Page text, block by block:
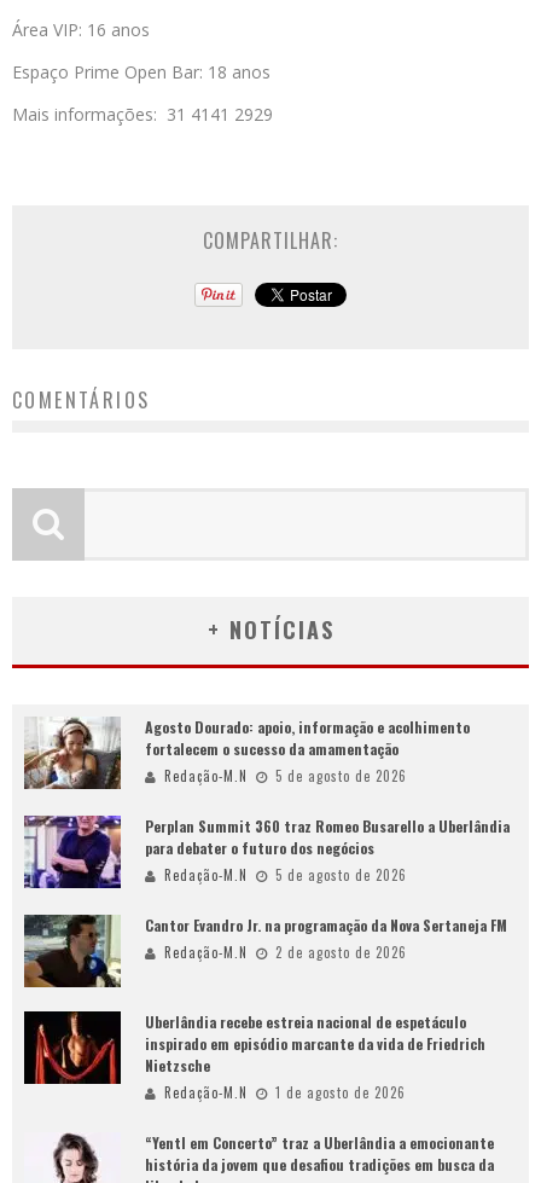
Área VIP: 16 anos
Espaço Prime Open Bar: 18 anos
Mais informações: 31 4141 2929
COMPARTILHAR:
COMENTÁRIOS
+ NOTÍCIAS
Agosto Dourado: apoio, informação e acolhimento
fortalecem o sucesso da amamentação
Redação-M.N 5 de agosto de 2026
Perplan Summit 360 traz Romeo Busarello a Uberlândia
para debater o futuro dos negócios
Redação-M.N 5 de agosto de 2026
Cantor Evandro Jr. na programação da Nova Sertaneja FM
Redação-M.N 2 de agosto de 2026
Uberlândia recebe estreia nacional de espetáculo
inspirado em episódio marcante da vida de Friedrich
Nietzsche
Redação-M.N 1 de agosto de 2026
“Yentl em Concerto” traz a Uberlândia a emocionante
história da jovem que desafiou tradições em busca da